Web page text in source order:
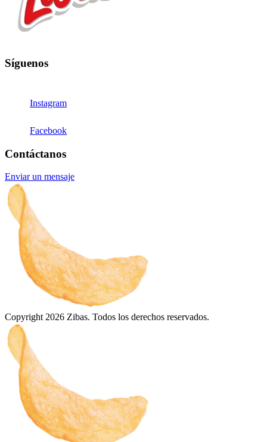
Síguenos
Instagram
Facebook
Contáctanos
Enviar un mensaje
Copyright 2026 Zibas. Todos los derechos reservados.